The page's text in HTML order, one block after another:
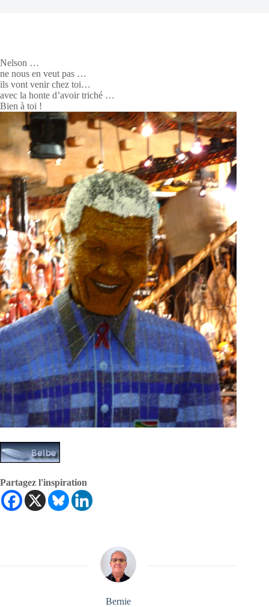
Nelson …
ne nous en veut pas …
ils vont venir chez toi…
avec la honte d’avoir triché …
Bien à toi !
Partagez l'inspiration
Bernie